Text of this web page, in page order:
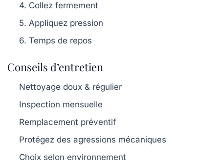
4. Collez fermement
5. Appliquez pression
6. Temps de repos
Conseils d’entretien
Nettoyage doux & régulier
Inspection mensuelle
Remplacement préventif
Protégez des agressions mécaniques
Choix selon environnement